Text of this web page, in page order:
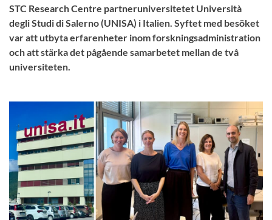
STC Research Centre partneruniversitetet Università
degli Studi di Salerno (UNISA) i Italien. Syftet med besöket
var att utbyta erfarenheter inom forskningsadministration
och att stärka det pågående samarbetet mellan de två
universiteten.